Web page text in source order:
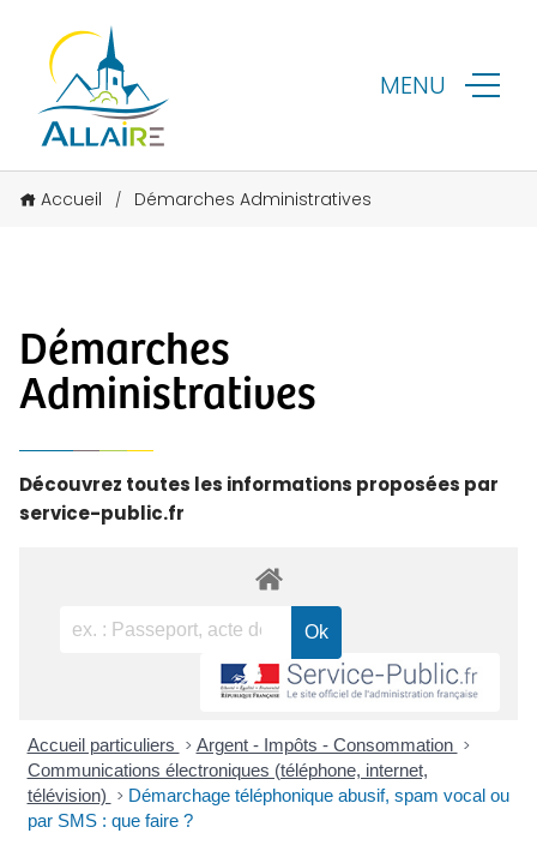
MENU
Accueil / Démarches Administratives
Démarches
Administratives
Découvrez toutes les informations proposées par
service-public.fr
Accueil particuliers > Argent - Impôts - Consommation >
Communications électroniques (téléphone, internet,
télévision) > Démarchage téléphonique abusif, spam vocal ou
par SMS : que faire ?